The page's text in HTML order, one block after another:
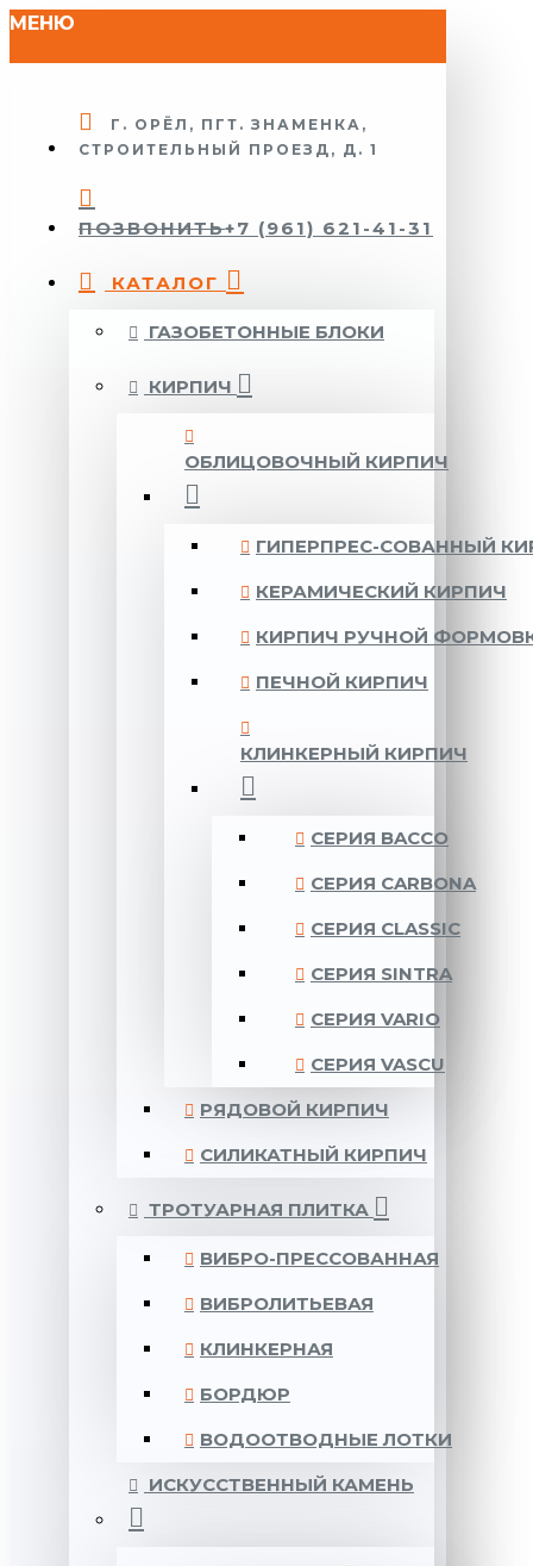
МЕНЮ
Г. ОРЁЛ, ПГТ. ЗНАМЕНКА,
СТРОИТЕЛЬНЫЙ ПРОЕЗД, Д. 1
ПОЗВОНИТЬ+7 (961) 621-41-31
КАТАЛОГ
ГАЗОБЕТОННЫЕ БЛОКИ
КИРПИЧ
ОБЛИЦОВОЧНЫЙ КИРПИЧ
ГИПЕРПРЕС-СОВАННЫЙ
КЕРАМИЧЕСКИЙ КИРПИЧ
КИРПИЧ РУЧНОЙ
ПЕЧНОЙ КИРПИЧ
КЛИНКЕРНЫЙ КИРПИЧ
CЕРИЯ BACCO
CЕРИЯ CARBONA
CЕРИЯ CLASSIC
CЕРИЯ SINTRA
CЕРИЯ VARIO
CЕРИЯ VASCU
РЯДОВОЙ КИРПИЧ
СИЛИКАТНЫЙ КИРПИЧ
ТРОТУАРНАЯ ПЛИТКА
ВИБРО-ПРЕССОВАННАЯ
ВИБРОЛИТЬЕВАЯ
КЛИНКЕРНАЯ
БОРДЮР
ВОДООТВОДНЫЕ ЛОТКИ
ИСКУССТВЕННЫЙ КАМЕНЬ